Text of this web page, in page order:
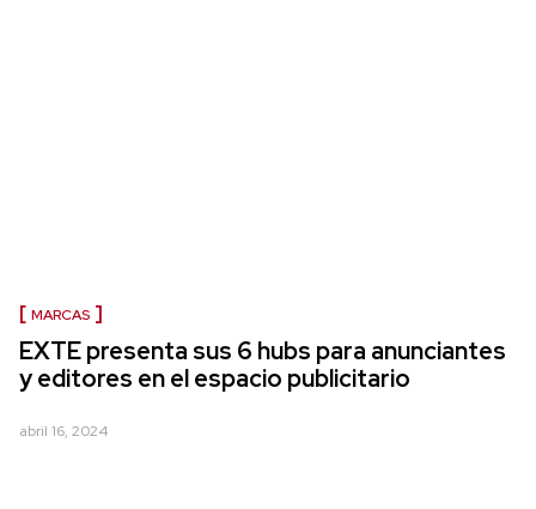
MARCAS
EXTE presenta sus 6 hubs para anunciantes
y editores en el espacio publicitario
abril 16, 2024